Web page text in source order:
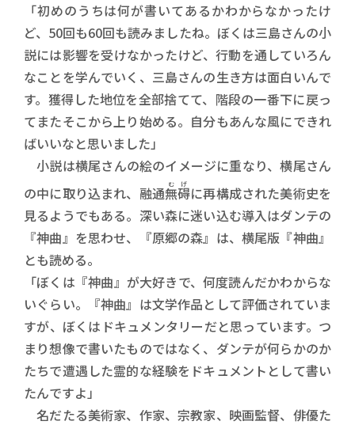
「初めのうちは何が書いてあるかわからなかったけ
ど、50回も60回も読みましたね。ぼくは三島さんの小
説には影響を受けなかったけど、行動を通していろん
なことを学んでいく、三島さんの生き方は面白いんで
す。獲得した地位を全部捨てて、階段の一番下に戻っ
てまたそこから上り始める。自分もあんな風にできれ
ばいいなと思いました」
小説は横尾さんの絵のイメージに重なり、横尾さん
の中に取り込まれ、融通無碍
むげ に再構成された美術史を
見るようでもある。深い森に迷い込む導入はダンテの
『神曲』を思わせ、『原郷の森』は、横尾版『神曲』
とも読める。
「ぼくは『神曲』が大好きで、何度読んだかわからな
いぐらい。『神曲』は文学作品として評価されていま
すが、ぼくはドキュメンタリーだと思っています。つ
まり想像で書いたものではなく、ダンテが何らかのか
たちで遭遇した霊的な経験をドキュメントとして書い
たんですよ」
名だたる美術家、作家、宗教家、映画監督、俳優た